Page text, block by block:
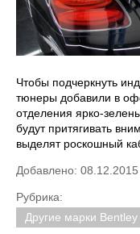
Чтобы подчеркнуть
тюнеры добавили в
отделения ярко-
будут притягивать
выделят роскошный
Добавлено:
Рубрика:
Другие марки Bentley